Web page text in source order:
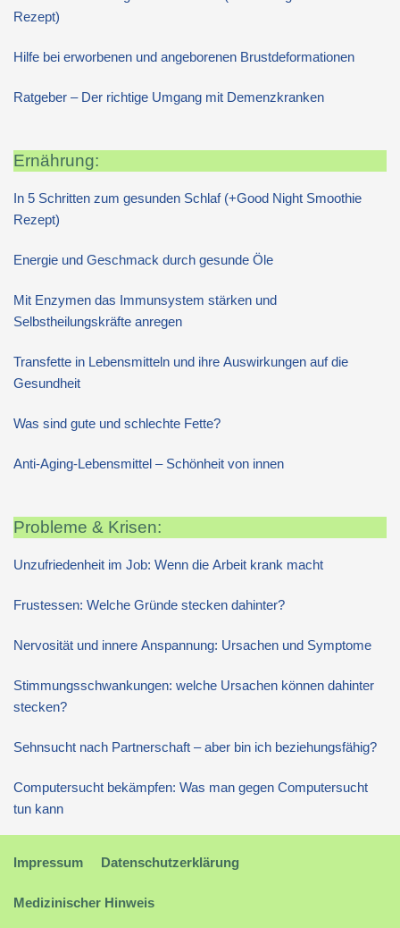
Rezept)
Hilfe bei erworbenen und angeborenen Brustdeformationen
Ratgeber – Der richtige Umgang mit Demenzkranken
Ernährung:
In 5 Schritten zum gesunden Schlaf (+Good Night Smoothie
Rezept)
Energie und Geschmack durch gesunde Öle
Mit Enzymen das Immunsystem stärken und
Selbstheilungskräfte anregen
Transfette in Lebensmitteln und ihre Auswirkungen auf die
Gesundheit
Was sind gute und schlechte Fette?
Anti-Aging-Lebensmittel – Schönheit von innen
Probleme & Krisen:
Unzufriedenheit im Job: Wenn die Arbeit krank macht
Frustessen: Welche Gründe stecken dahinter?
Nervosität und innere Anspannung: Ursachen und Symptome
Stimmungsschwankungen: welche Ursachen können dahinter
stecken?
Sehnsucht nach Partnerschaft – aber bin ich beziehungsfähig?
Computersucht bekämpfen: Was man gegen Computersucht
tun kann
Impressum Datenschutzerklärung
Medizinischer Hinweis